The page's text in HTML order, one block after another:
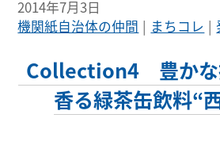
2014年7月3日
機関紙自治体の仲間
まちコレ
Collection4 豊かな
香る緑茶缶飲料“